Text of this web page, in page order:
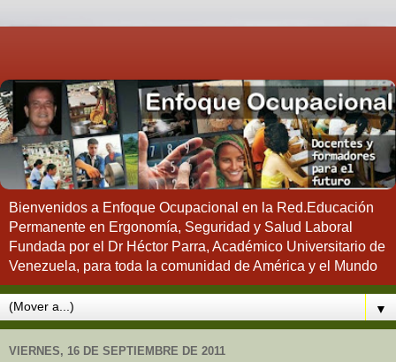
Bienvenidos a Enfoque Ocupacional en la Red.Educación
Permanente en Ergonomía, Seguridad y Salud Laboral
Fundada por el Dr Héctor Parra, Académico Universitario de
Venezuela, para toda la comunidad de América y el Mundo
▼
VIERNES, 16 DE SEPTIEMBRE DE 2011